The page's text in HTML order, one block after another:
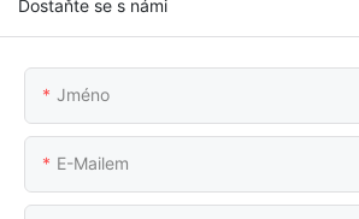
Dostaňte se s námi
Jméno
E-Mailem